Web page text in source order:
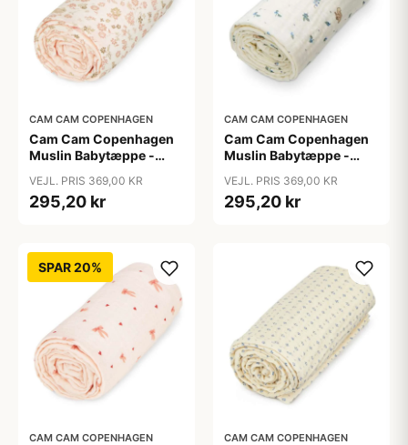
CAM CAM COPENHAGEN
Cam Cam Copenhagen
Muslin Babytæppe -
VEJL. PRIS 369,00 KR
295,20 kr
CAM CAM COPENHAGEN
Cam Cam Copenhagen
Muslin Babytæppe -
VEJL. PRIS 369,00 KR
295,20 kr
SPAR 20%
CAM CAM COPENHAGEN CAM CAM COPENHAGEN